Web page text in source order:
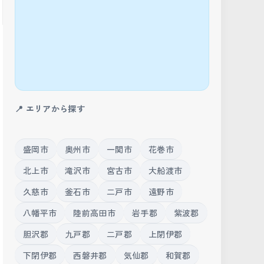
📍 エリアから探す
盛岡市 奥州市 一関市
花巻市
北上市
滝沢市 宮古市
大船渡市
久慈市
釜石市 二戸市
遠野市
八幡平市
陸前高田市 岩手郡
紫波郡
胆沢郡
九戸郡 二戸郡
上閉伊郡
下閉伊郡
西磐井郡 気仙郡 和賀郡